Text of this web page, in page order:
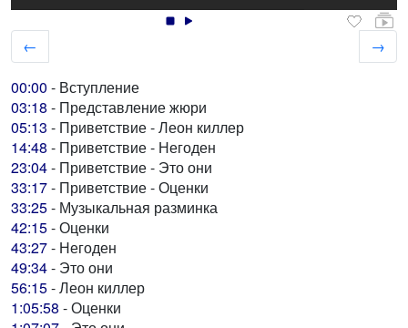
←
→
00:00 - Вступление
03:18 - Представление жюри
05:13 - Приветствие - Леон киллер
14:48 - Приветствие - Негоден
23:04- Приветствие - Это они
33:17- Приветствие - Оценки
33:25- Музыкальная разминка
42:15- Оценки
43:27- Негоден
49:34- Это они
56:15- Леон киллер
1:05:58 - Оценки